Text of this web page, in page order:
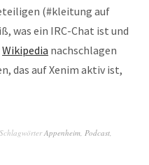
(#kleitung auf
was ein IRC-Chat ist und
Wikipedia nachschlagen
das auf Xenim aktiv ist,
SchlagwörterAppenheim, Podcast,